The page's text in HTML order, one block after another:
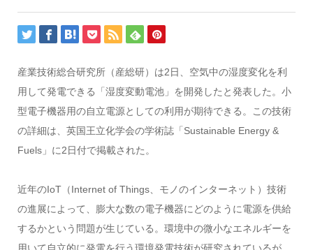
産業技術総合研究所（産総研）は2日、空気中の湿度変化を利
用して発電できる「湿度変動電池」を開発したと発表した。小
型電子機器用の自立電源としての利用が期待できる。この技術
の詳細は、英国王立化学会の学術誌「Sustainable Energy &
Fuels」に2日付で掲載された。
近年のIoT（Internet of Things、モノのインターネット）技術
の進展によって、膨大な数の電子機器にどのように電源を供給
するかという問題が生じている。環境中の微小なエネルギーを